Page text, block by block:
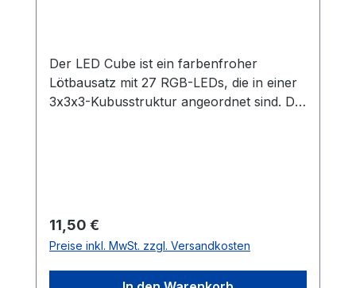
Der LED Cube ist ein farbenfroher
Lötbausatz mit 27 RGB-LEDs, die in einer
3x3x3-Kubusstruktur angeordnet sind. Die
Struktur wird anschließend in eine
elegante Holzbox eingesetzt, die
gleichzeitig als Ständer und Batteriefach
Regulärer Preis:
11,50 €
Preise inkl. MwSt. zzgl. Versandkosten